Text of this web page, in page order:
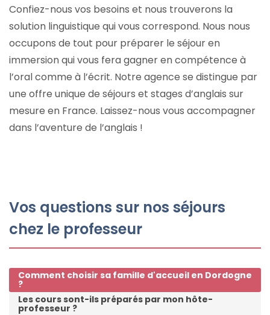
Confiez-nous vos besoins et nous trouverons la
solution linguistique qui vous correspond. Nous nous
occupons de tout pour préparer le séjour en
immersion qui vous fera gagner en compétence à
l’oral comme à l’écrit. Notre agence se distingue par
une offre unique de séjours et stages d’anglais sur
mesure en France. Laissez-nous vous accompagner
dans l’aventure de l’anglais !
Vos questions sur nos séjours
chez le professeur
Comment choisir sa famille d'accueil en Dordogne
?
Les cours sont-ils préparés par mon hôte-
professeur ?